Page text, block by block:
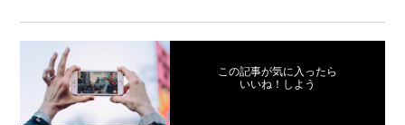
この記事が気に入ったら
いいね！しよう